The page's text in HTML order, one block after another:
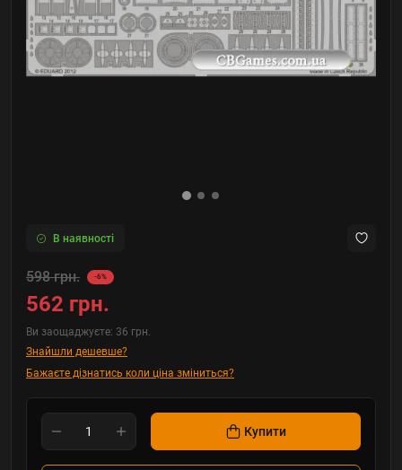
В наявності
598 грн. -6%
562 грн.
Ви заощаджуєте: 36 грн.
Знайшли дешевше?
Бажаєте дізнатись коли ціна зміниться?
Купити